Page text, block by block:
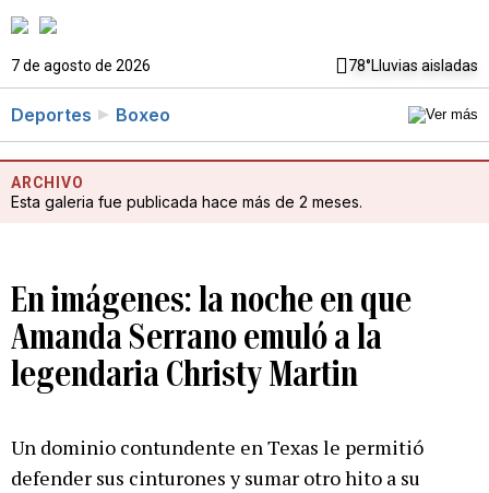
7 de agosto de 2026 78°Lluvias aisladas
Deportes Boxeo
ARCHIVO
Esta galeria fue publicada hace más de 2 meses.
En imágenes: la noche en que
Amanda Serrano emuló a la
legendaria Christy Martin
Un dominio contundente en Texas le permitió
defender sus cinturones y sumar otro hito a su